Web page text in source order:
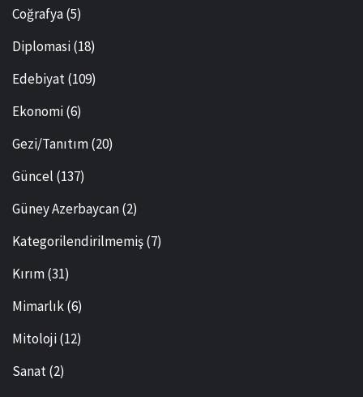
Coğrafya(5)
Diplomasi(18)
Edebiyat(109)
Ekonomi(6)
Gezi/Tanıtım(20)
Güncel (137)
Güney Azerbaycan(2)
Kategorilendirilmemiş(7)
Kırım(31)
Mimarlık(6)
Mitoloji(12)
Sanat(2)